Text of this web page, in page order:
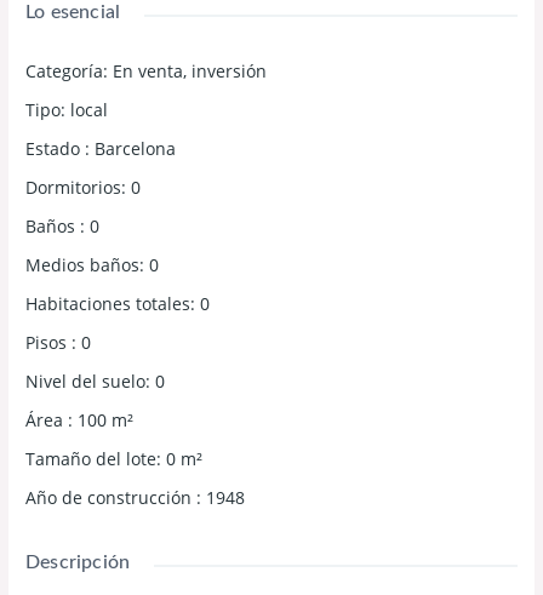
Lo esencial
Categoría: En venta, inversión
Tipo: local
Estado : Barcelona
Dormitorios: 0
Baños : 0
Medios baños: 0
Habitaciones totales: 0
Pisos : 0
Nivel del suelo: 0
Área : 100 m²
Tamaño del lote: 0 m²
Año de construcción : 1948
Descripción